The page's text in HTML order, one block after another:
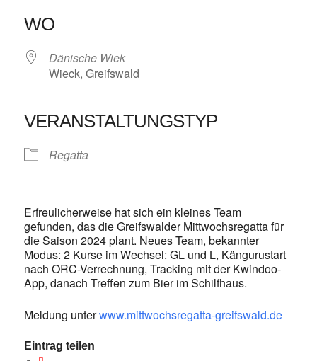
WO
Dänische Wiek
Wieck, Greifswald
VERANSTALTUNGSTYP
Regatta
Erfreulicherweise hat sich ein kleines Team
gefunden, das die Greifswalder Mittwochsregatta für
die Saison 2024 plant. Neues Team, bekannter
Modus: 2 Kurse im Wechsel: GL und L, Kängurustart
nach ORC-Verrechnung, Tracking mit der Kwindoo-
App, danach Treffen zum Bier im Schilfhaus.
Meldung unterwww.mittwochsregatta-greifswald.de
Eintrag teilen